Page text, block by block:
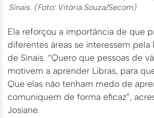
Sinais. (Foto: Vitória Souza/Secom)
Ela reforçou a importância de que
diferentes áreas se interessem pela
de Sinais. “Quero que pessoas de
motivem a aprender Libras, para
Que elas não tenham medo de
comuniquem de forma eficaz”,
Josiane.